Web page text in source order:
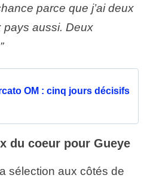
parce que j’ai deux
pays aussi. Deux
OM : cinq jours décisifs
du coeur pour Gueye
sélection aux côtés de